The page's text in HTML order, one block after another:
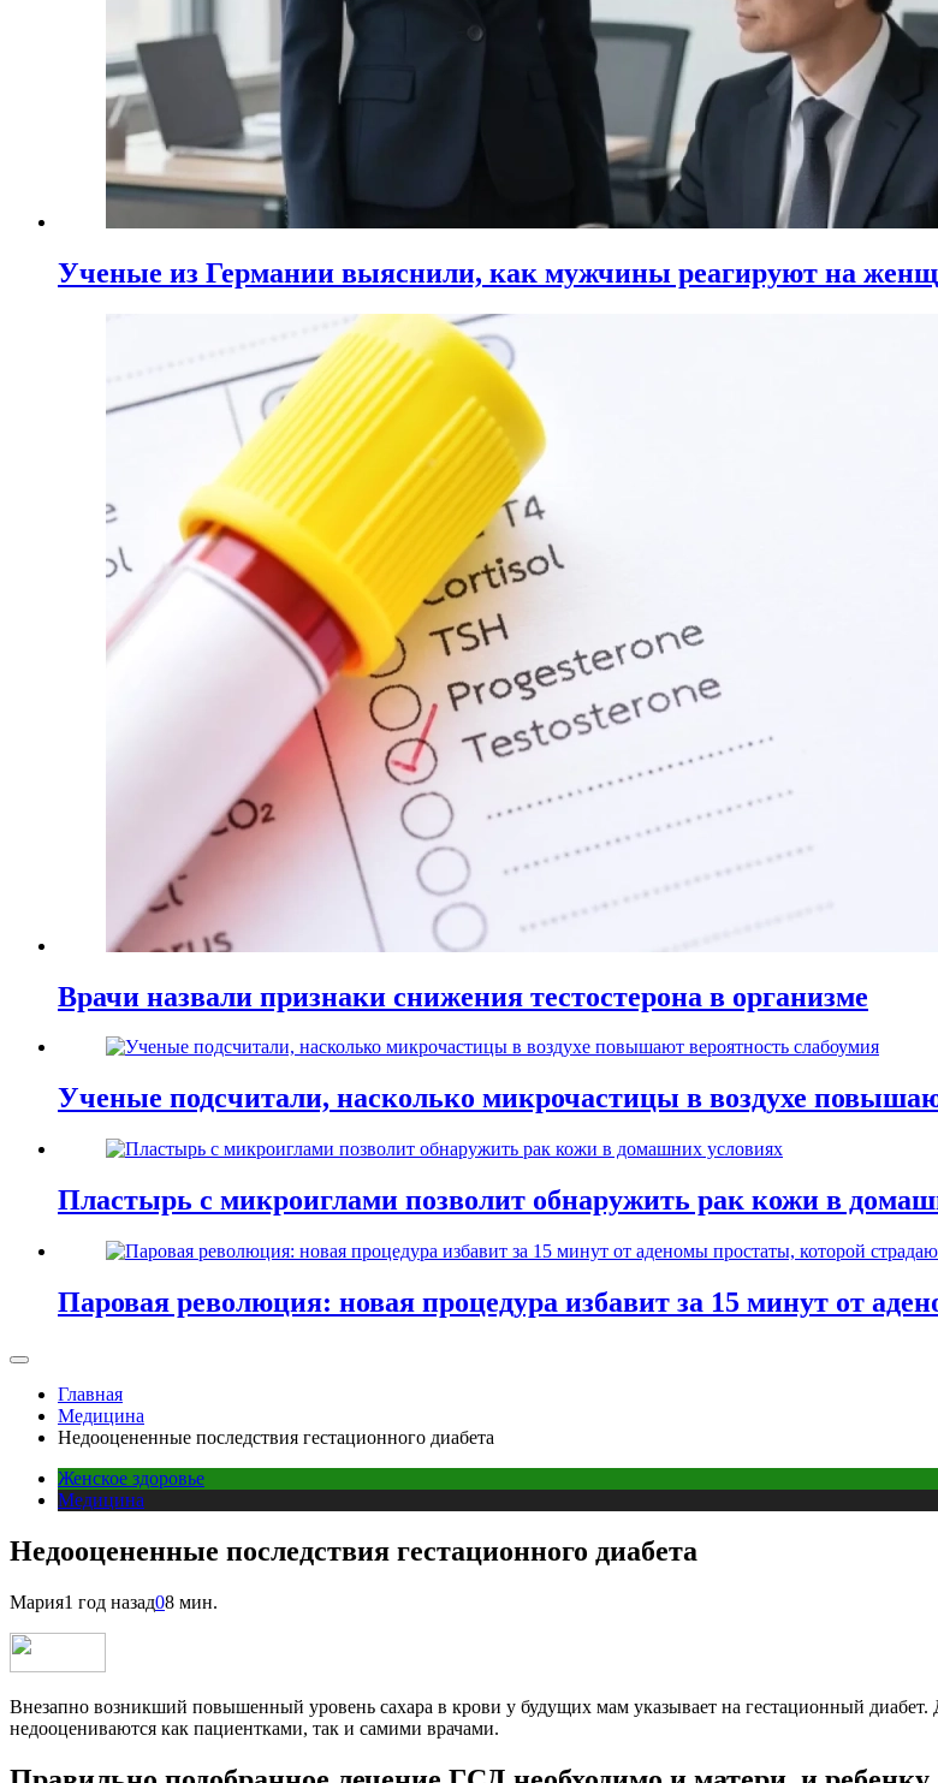
Ученые из Германии выяснили, как мужчины реагируют на
Врачи назвали признаки снижения тестостерона в организме
Ученые подсчитали, насколько микрочастицы в воздухе
Пластырь с микроиглами позволит обнаружить рак кожи в
Паровая революция: новая процедура избавит за 15 минут от
Главная
Медицина
Недооцененные последствия гестационного диабета
Женское здоровье
Медицина
Недооцененные последствия гестационного диабета
Мария1 год назад08 мин.
Внезапно возникший повышенный уровень сахара в крови у будущих мам указывает на гестационный
недооцениваются как пациентками, так и самими врачами.